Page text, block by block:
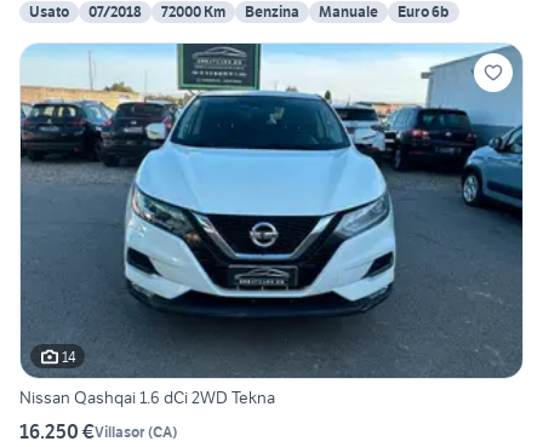
Usato
07/2018 72000 Km Benzina Manuale Euro 6b
14
Nissan Qashqai 1.6 dCi 2WD Tekna
16.250 €Villasor(CA)